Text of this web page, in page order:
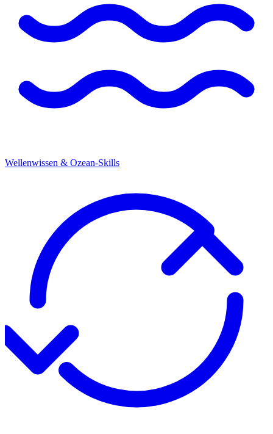
Wellenwissen & Ozean-Skills